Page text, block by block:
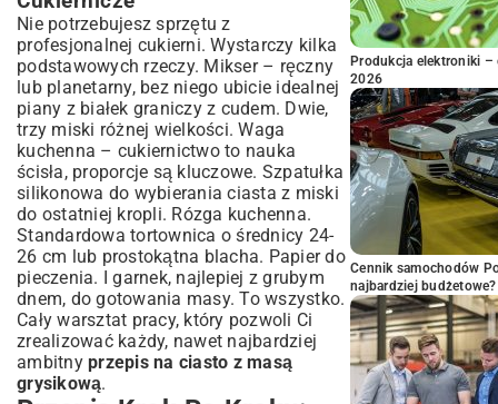
Nie potrzebujesz sprzętu z
profesjonalnej cukierni. Wystarczy kilka
podstawowych rzeczy. Mikser – ręczny
lub planetarny, bez niego ubicie idealnej
piany z białek graniczy z cudem. Dwie,
trzy miski różnej wielkości. Waga
kuchenna – cukiernictwo to nauka
ścisła, proporcje są kluczowe. Szpatułka
silikonowa do wybierania ciasta z miski
do ostatniej kropli. Rózga kuchenna.
Standardowa tortownica o średnicy 24-
26 cm lub prostokątna blacha. Papier do
pieczenia. I garnek, najlepiej z grubym
dnem, do gotowania masy. To wszystko.
Cały warsztat pracy, który pozwoli Ci
zrealizować każdy, nawet najbardziej
ambitny przepis na ciasto z masą
grysikową.
Produkcja elektroniki –
2026
Cennik samochodów
najbardziej budżetowe?